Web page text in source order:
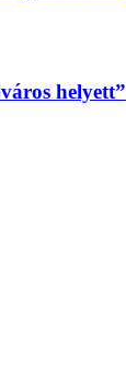
helyett”